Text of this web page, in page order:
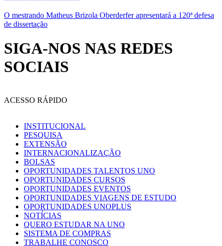
O mestrando Matheus Brizola Oberderfer apresentará a 120ª defesa
de dissertação
SIGA-NOS NAS REDES
SOCIAIS
ACESSO RÁPIDO
INSTITUCIONAL
PESQUISA
EXTENSÃO
INTERNACIONALIZAÇÃO
BOLSAS
OPORTUNIDADES TALENTOS UNO
OPORTUNIDADES CURSOS
OPORTUNIDADES EVENTOS
OPORTUNIDADES VIAGENS DE ESTUDO
OPORTUNIDADES UNOPLUS
NOTÍCIAS
QUERO ESTUDAR NA UNO
SISTEMA DE COMPRAS
TRABALHE CONOSCO